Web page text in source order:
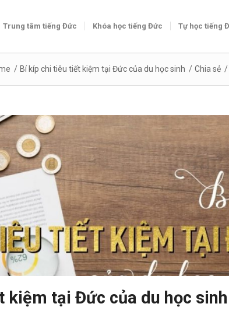
Trung tâm tiếng Đức Khóa học tiếng Đức Tự học tiếng
/ Bí kíp chi tiêu tiết kiệm tại Đức của du học sinh / Chia sẻ /
kiệm tại Đức của du học sinh